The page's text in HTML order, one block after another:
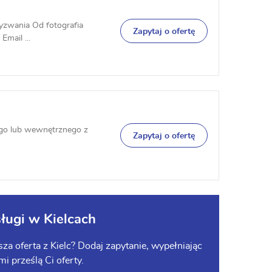
Od fotografia
...
Zapytaj o ofertę
lub wewnętrznego z
Zapytaj o ofertę
w Kielcach
oferta z Kielc? Dodaj zapytanie, wypełniając
prześlą Ci oferty.